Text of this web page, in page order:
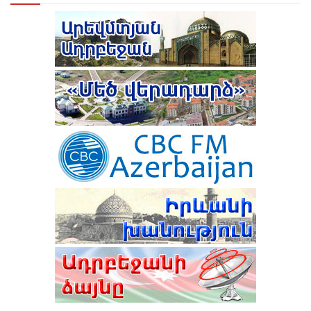
ՆԱԽԱԳԱՀ ՎԱՀԱԳՆ ԽԱՉԱՏՈՒՐՅԱՆԸ ՍՏՈՐԱԳՐԵՑ
ՆԻԿՈԼ ՓԱՇԻՆՅԱՆԻՆ ՎԱՐՉԱՊԵՏ ՆՇԱՆԱԿԵԼՈՒ
ՄԱՍԻՆ ՀՐԱՄԱՆԱԳԻՐԸ
ԻԼՀԱՄ ԱԼԻԵՎ. ԿԵՆՏՐՈՆԱԿԱՆ ԱՍԻԱՅԻ ԵՐԿՐՆԵՐԻ
ՀԵՏ ՀԱՐԱԲԵՐՈՒԹՅՈՒՆՆԵՐԸ ԱԴՐԲԵՋԱՆԻ
ԱՐՏԱՔԻՆ ՔԱՂԱՔԱԿԱՆՈՒԹՅԱՆ ՀԻՄՆԱԿԱՆ
ԱՌԱՋՆԱՀԵՐԹՈՒԹՅՈՒՆՆԵՐԻՑ ՄԵԿՆ ԵՆ
ԹՈՒՐՔԻԱՅԻ ՀԵՏ ՀԱՏՈՒԿ ԲԱՆԱԳՆԱՑԻ ՀԵՏ
ԿԱՊՎԱԾ ՈՐՈՇՈՒՄ ԴԵՌ ՉԿԱ․ ՓԱՇԻՆՅԱՆ
ՋԱՆԵՍ ՆԱԶԱՐՅԱՆԸ ՈՍԿԵ ՄԵԴԱԼ ՆՎԱՃԵՑ
ԲԱՔՎՈՒՄ
ՆԱԽԱԳԱՀ ԻԼՀԱՄ ԱԼԻԵՎԸ ՄԱՍՆԱԿՑԵԼ Է
ՇՈՒՇԻԻ 4-ՐԴ ԳԼՈԲԱԼ ՄԵԴԻԱ ՖՈՐՈՒՄԻ ԲԱՑՄԱՆԸ
ԻՆՉՈ՞Ւ Է ՆԱԽԱԳԱՀ ԱԼԻԵՎԸ ԲԱՑԱՀԱՅՏՈՐԵՆ
ՊԱՇՏՊԱՆՈՒՄ ՈՒԿՐԱԻՆԱՆ, ՄԻՆՉԴԵՌ
ԿԵՆՏՐՈՆԱԿԱՆ ԱՍԻԱՅԻ ԱՌԱՋՆՈՐԴՆԵՐԸ ԼՌՈՒՄ
ՆԱԽԱԳԱՀ ԻԼՀԱՄ ԱԼԻԵՎԸ ՇՈՒՇԱՅՒ 4-ՐԴ